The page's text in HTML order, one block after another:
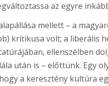
az egyre
mellett – a
kritikusa volt; a liberális
ellenszélben
után is – előttünk. Egy
a keresztény kultúra